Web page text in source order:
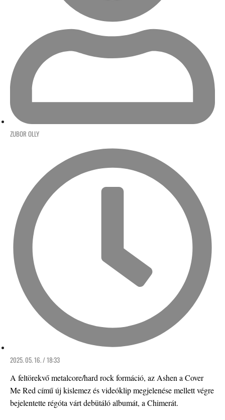
ZUBOR OLLY
2025. 05. 16. / 18:33
A feltörekvő metalcore/hard rock formáció, az Ashen a Cover
Me Red című új kislemez és videóklip megjelenése mellett végre
bejelentette régóta várt debütáló albumát, a Chimerát.